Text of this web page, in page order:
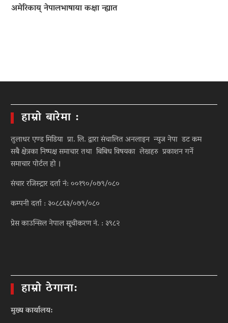
अमेरिकाय् नेपालभाषाया कक्षा न्ह्यात
हाम्रो बारेमा :
तुलाधर एण्ड मिडिया प्रा. लि. द्वारा संचालित अनलाइन न्युज नेपा डट कम
सबै क्षेत्रका निष्पक्ष समाचार तथा बिबिध विषयका लेखहरु प्रकाशन गर्ने
समाचार पोर्टल हो ।
संचार रजिस्ट्रार दर्ता नं: ००१९०/०७९/०८०
कम्पनी दर्ता : ३०८८६३/०७९/०८०
प्रेस काउन्सिल नेपाल सूचीकरण नं. : ३९८२
हाम्रो ठेगाना:
मुख्य कार्यालय: